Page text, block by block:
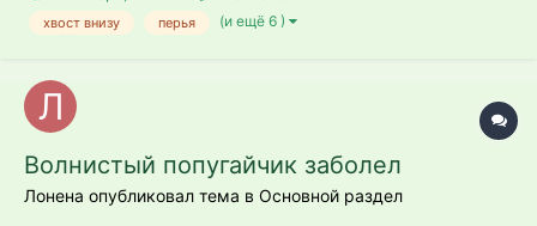
хвост внизу перья (и ещё 6 )
Волнистый попугайчик заболел
Лонена опубликовал тема в Основной раздел